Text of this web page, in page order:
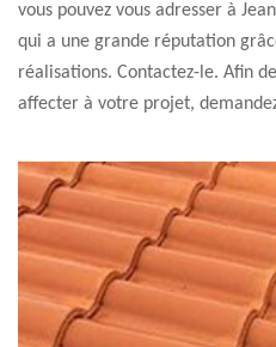
vous pouvez vous adresser à
qui a une grande réputation
réalisations. Contactez-le. Afin
affecter à votre projet,